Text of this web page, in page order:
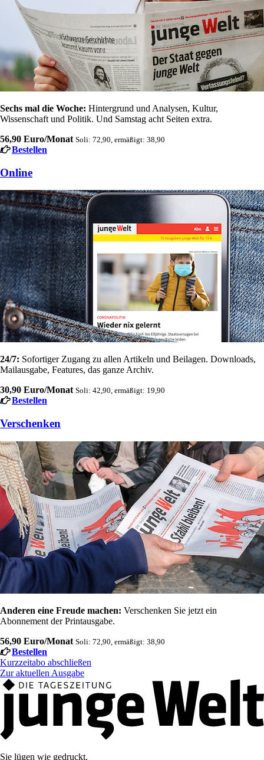
Sechs mal die Woche: Hintergrund und Analysen, Kultur,
Wissenschaft und Politik. Und Samstag acht Seiten extra.
56,90 Euro/Monat Soli: 72,90, ermäßigt: 38,90
Bestellen
Online
24/7: Sofortiger Zugang zu allen Artikeln und Beilagen. Downloads,
Mailausgabe, Features, das ganze Archiv.
30,90 Euro/Monat Soli: 42,90, ermäßigt: 19,90
Bestellen
Verschenken
Anderen eine Freude machen: Verschenken Sie jetzt ein
Abonnement der Printausgabe.
56,90 Euro/Monat Soli: 72,90, ermäßigt: 38,90
Bestellen
Kurzzeitabo abschließen
Zur aktuellen Ausgabe
Sie lügen wie gedruckt.